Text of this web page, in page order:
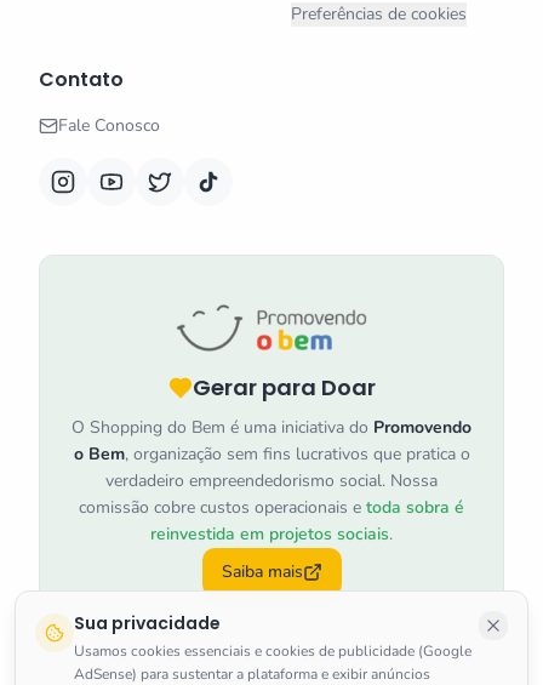
Sua privacidade
Usamos cookies essenciais e cookies de publicidade (Google
AdSense) para sustentar a plataforma e exibir anúncios
Preferências de cookies
Contato
Fale Conosco
Gerar para Doar
O Shopping do Bem é uma iniciativa do Promovendo
o Bem, organização sem fins lucrativos que pratica o
verdadeiro empreendedorismo social. Nossa
comissão cobre custos operacionais e toda sobra é
reinvestida em projetos sociais.
Saiba mais